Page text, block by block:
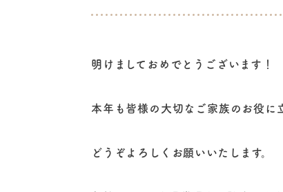
明けましておめでとうございます！
本年も皆様の大切なご家族のお役に
どうぞよろしくお願いいたします。